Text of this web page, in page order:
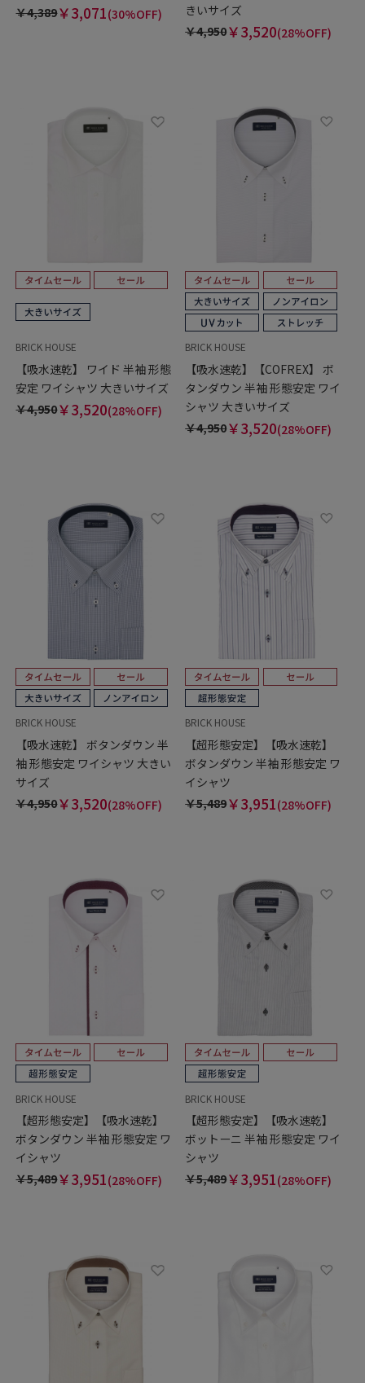
￥4,389￥3,071(30%OFF)
きいサイズ
￥4,950￥3,520(28%OFF)
BRICK HOUSE
【吸水速乾】 ワイド 半袖 形態
安定 ワイシャツ 大きいサイズ
￥4,950￥3,520(28%OFF)
BRICK HOUSE
【吸水速乾】【COFREX】 ボ
タンダウン 半袖 形態安定 ワイ
シャツ 大きいサイズ
￥4,950￥3,520(28%OFF)
BRICK HOUSE
【吸水速乾】 ボタンダウン 半
袖 形態安定 ワイシャツ 大きい
サイズ
￥4,950￥3,520(28%OFF)
BRICK HOUSE
【超形態安定】【吸水速乾】
ボタンダウン 半袖 形態安定 ワ
イシャツ
￥5,489￥3,951(28%OFF)
BRICK HOUSE
【超形態安定】【吸水速乾】
ボタンダウン 半袖 形態安定 ワ
イシャツ
￥5,489￥3,951(28%OFF)
BRICK HOUSE
【超形態安定】【吸水速乾】
ボットーニ 半袖 形態安定 ワイ
シャツ
￥5,489￥3,951(28%OFF)